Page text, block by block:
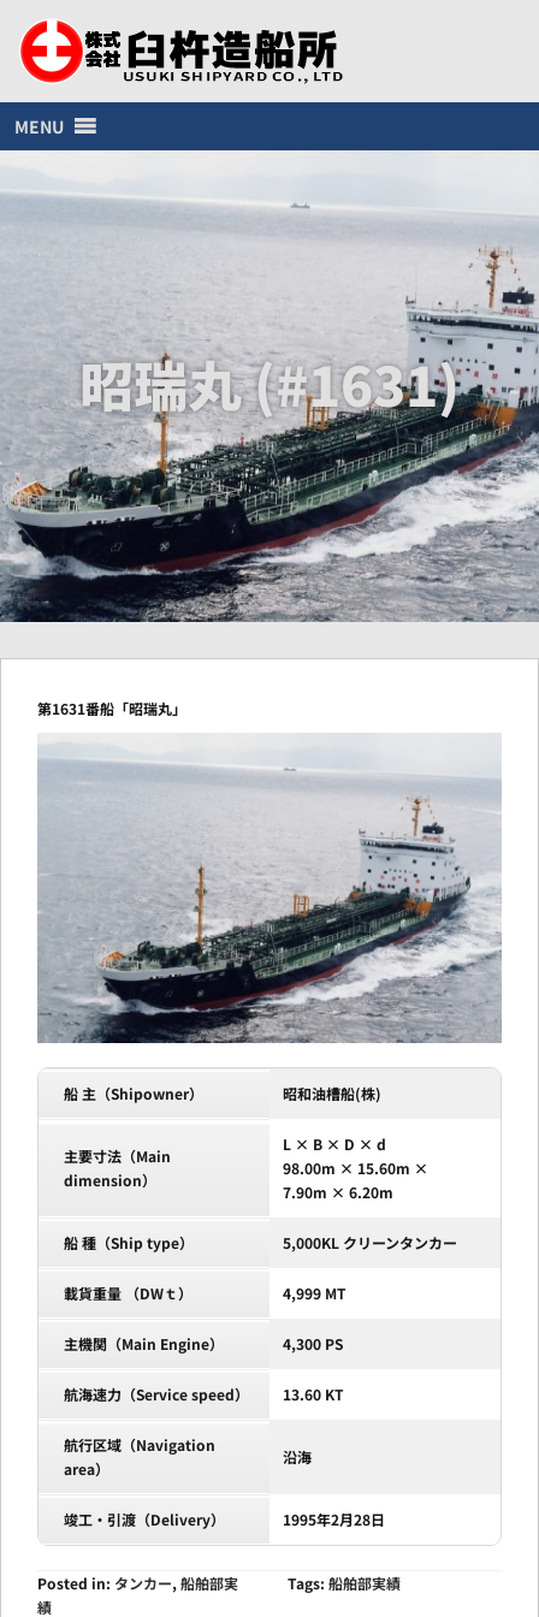
MENU
昭瑞丸 (#1631)
第1631番船「昭瑞丸」
船 主（Shipowner） 昭和油槽船(株)
主要寸法（Main
dimension）
L × B × D × d
98.00m × 15.60m ×
7.90m × 6.20m
船 種（Ship type） 5,000KL クリーンタンカー
載貨重量 （DWｔ） 4,999 MT
主機関（Main Engine） 4,300 PS
航海速力（Service speed） 13.60 KT
航行区域（Navigation
area）
沿海
竣工・引渡（Delivery） 1995年2月28日
Posted in: タンカー, 船舶部実
績
Tags: 船舶部実績